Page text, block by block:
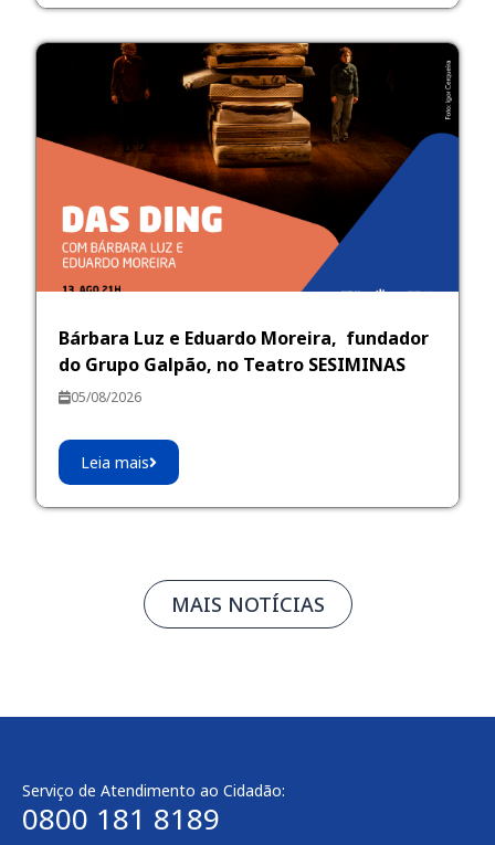
Bárbara Luz e Eduardo Moreira, fundador
do Grupo Galpão, no Teatro SESIMINAS
05/08/2026
Leia mais
MAIS NOTÍCIAS
Serviço de Atendimento ao Cidadão:
0800 181 8189